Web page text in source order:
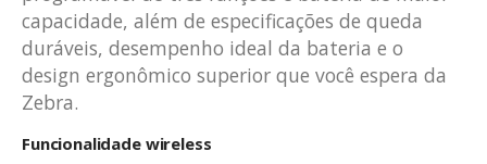
capacidade, além de especificações de queda
duráveis, desempenho ideal da bateria e o
design ergonômico superior que você espera da
Zebra.
Funcionalidade wireless